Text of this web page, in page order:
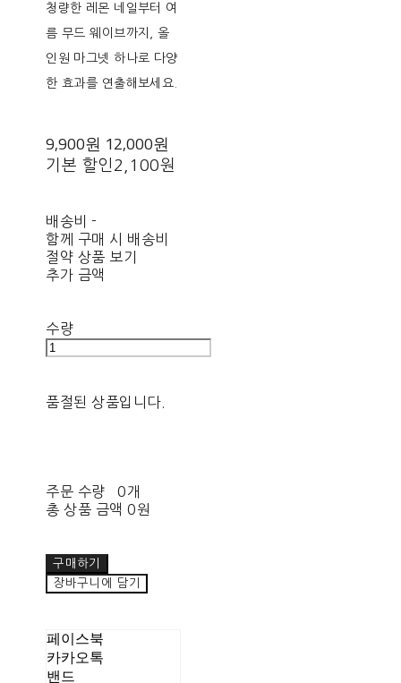
청량한 레몬 네일부터 여
름 무드 웨이브까지, 올
인원 마그넷 하나로 다양
한 효과를 연출해보세요.
9,900원 12,000원
기본 할인 2,100원
배송비 -
함께 구매 시 배송비
절약 상품 보기
추가 금액
수량
품절된 상품입니다.
주문 수량
0개
총 상품 금액 0원
구매하기
장바구니에 담기
페이스북
카카오톡
밴드